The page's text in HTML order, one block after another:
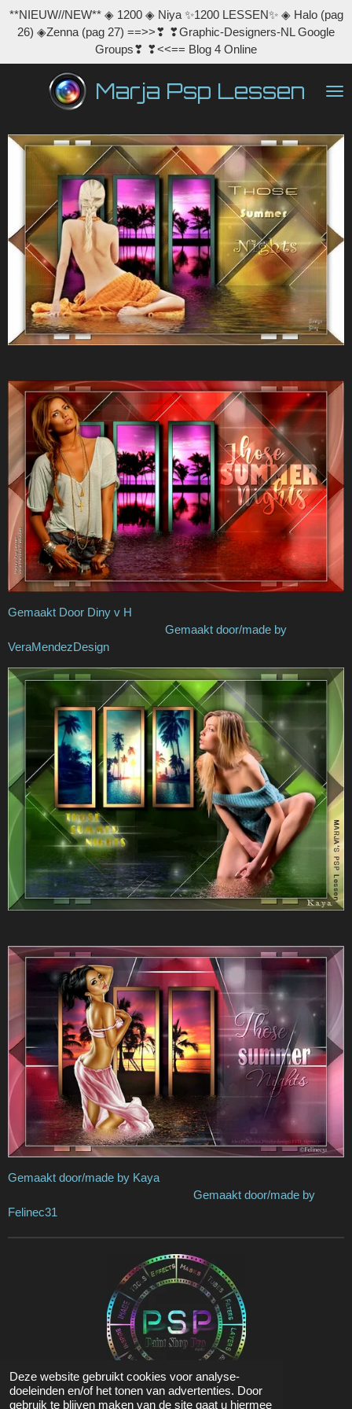
Deze website gebruikt cookies voor analyse-
doeleinden en/of het tonen van advertenties. Door
gebruik te blijven maken van de site gaat u hiermee
Ga
direct
de
hoofdinhoud
Marja Psp Lessen
**NIEUW//NEW** ◈ 1200 ◈ Niya ✨1200 LESSEN✨ ◈ Halo (pag
26) ◈Zenna (pag 27) ==>>❣ ❣Graphic-Designers-NL Google
Groups❣ ❣<<== Blog 4 Online
Gemaakt Door Diny v H
Gemaakt door/made by
VeraMendezDesign
Gemaakt door/made by Kaya
Gemaakt door/made by
Felinec31